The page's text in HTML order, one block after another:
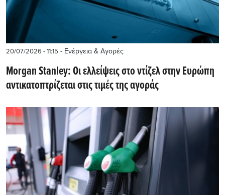
20/07/2026 - 11:15 - Ενέργεια & Αγορές
Morgan Stanley: Οι ελλείψεις στο ντίζελ στην Ευρώπη
αντικατοπτρίζεται στις τιμές της αγοράς